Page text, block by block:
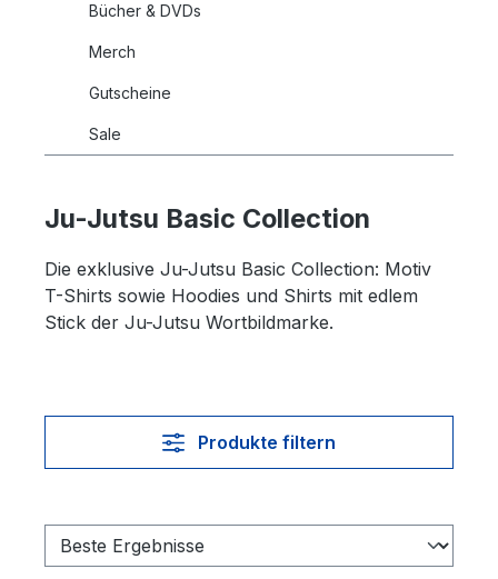
Bücher & DVDs
Merch
Gutscheine
Sale
Ju-Jutsu Basic Collection
Die exklusive Ju-Jutsu Basic Collection: Motiv
T-Shirts sowie Hoodies und Shirts mit edlem
Stick der Ju-Jutsu Wortbildmarke.
Produkte filtern